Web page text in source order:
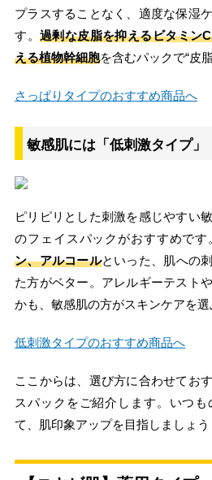
プラスすることなく、適度な保湿
す。過剰な皮脂を抑えるビタミン
える植物幹細胞を含むパックで“皮
さっぱりタイプのおすすめ商品へ
敏感肌には「低刺激タイプ」
ピリピリとした刺激を感じやすい
のフェイスパックがおすすめです
ン、アルコールといった、肌への
た方がベター。アレルギーテスト
かも、敏感肌の方がスキンケアを選
低刺激タイプのおすすめ商品へ
ここからは、選び方に合わせてお
スパックをご紹介します。いつ
て、肌印象アップを目指しましょう